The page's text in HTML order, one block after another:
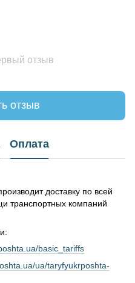
отзыв
отзыв
Оплата
доставку по всей
транспортных компаний
basic_tariffs
ua/taryfyukrposhta-